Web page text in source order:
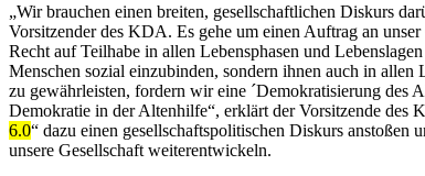
„Wir brauchen einen breiten, gesellschaftlichen Diskurs
Vorsitzender des KDA. Es gehe um einen Auftrag an
Recht auf Teilhabe in allen Lebensphasen und
Menschen sozial einzubinden, sondern ihnen auch in
zu gewährleisten, fordern wir eine ´Demokratisierung des
Demokratie in der Altenhilfe“, erklärt der Vorsitzende
6.0“ dazu einen gesellschaftspolitischen Diskurs
unsere Gesellschaft weiterentwickeln.